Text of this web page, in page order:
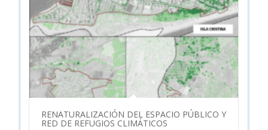
RENATURALIZACIÓN DEL ESPACIO PÚBLICO Y
RED DE REFUGIOS CLIMÁTICOS